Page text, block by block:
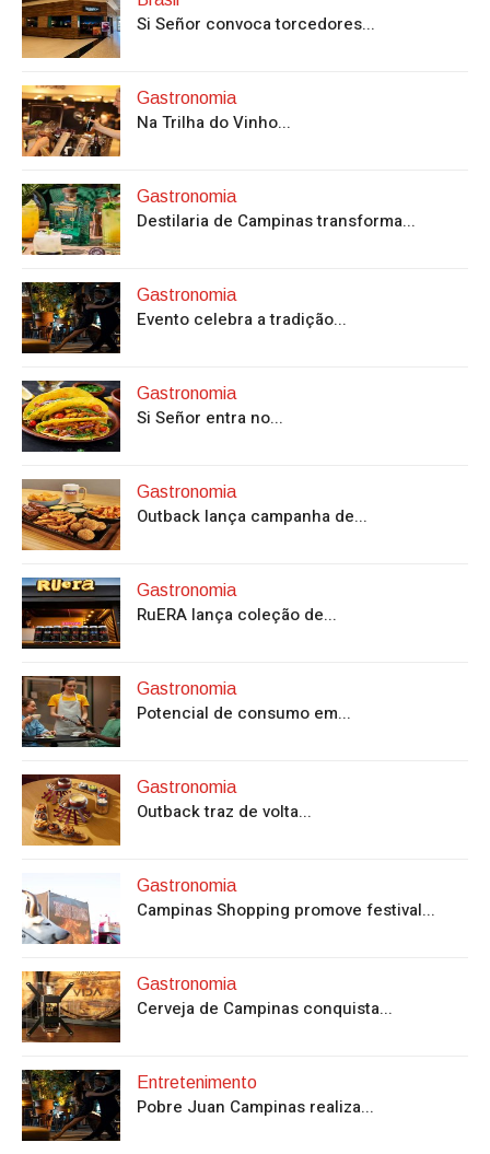
Si Señor convoca torcedores...
Gastronomia
Na Trilha do Vinho...
Gastronomia
Destilaria de Campinas transforma...
Gastronomia
Evento celebra a tradição...
Gastronomia
Si Señor entra no...
Gastronomia
Outback lança campanha de...
Gastronomia
RuERA lança coleção de...
Gastronomia
Potencial de consumo em...
Gastronomia
Outback traz de volta...
Gastronomia
Campinas Shopping promove festival...
Gastronomia
Cerveja de Campinas conquista...
Entretenimento
Pobre Juan Campinas realiza...